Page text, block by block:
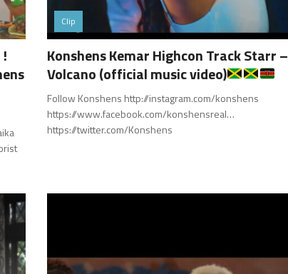
!
Clip
Konshens Kemar Highcon Track Starr –
Volcano (official music video)
Follow Konshens http://instagram.com/konshens
https://www.facebook.com/konshensreal…
https://twitter.com/Konshens